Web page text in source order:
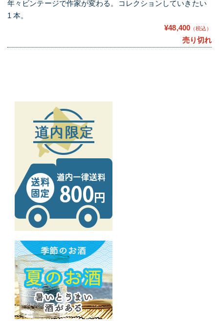
年々ビンテージで作家が変わる。コレクションしていきたい
1 本。
¥48,400 （税込）
売り切れ